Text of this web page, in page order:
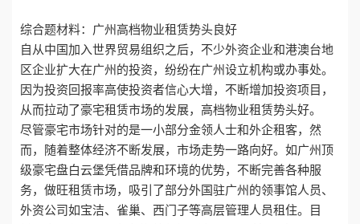
综合题材料：广州高档物业租赁势头良好
自从中国加入世界贸易组织之后，不少外资企业和港澳台地
区企业扩大在广州的投资，纷纷在广州设立机构或办事处。
因为投资回报率高使投资者信心大增，不断增加投资项目，
从而拉动了豪宅租赁市场的发展，高档物业租赁势头好。
尽管豪宅市场针对的是一小部分金领人士和外企租客，然
而，随着整体经济不断发展，市场走势一路向好。如广州顶
级豪宅盘白云堡凭借品牌和环境的优势，不断完善各种服
务，做旺租赁市场，吸引了部分外国驻广州的领事馆人员、
外资公司如宝洁、雀巢、西门子等高层管理人员租住。目